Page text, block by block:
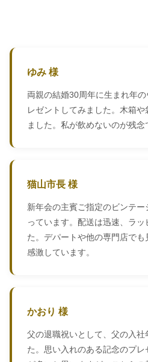
ゆみ 様
両親の結婚30周年に生まれ年
レゼントしてみました。木箱
ました。私が飲めないのが残念
猫山市長 様
新年会の主賓ご指定のビンテ
っています。配送は迅速、ラ
た。デパートや他の専門店でも
感激しています。
かおり 様
父の退職祝いとして、父の入社
た。思い入れのある記念のプ